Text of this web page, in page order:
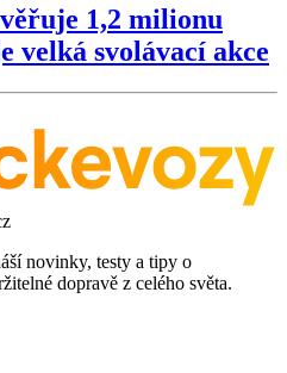
1,2 milionu
velká svolávací akce
novinky, testy a tipy o
dopravě z celého světa.